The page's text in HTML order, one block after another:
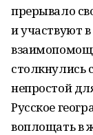
прерывало
и участвуют
столкнулись
непростой
Русское
воплощать в